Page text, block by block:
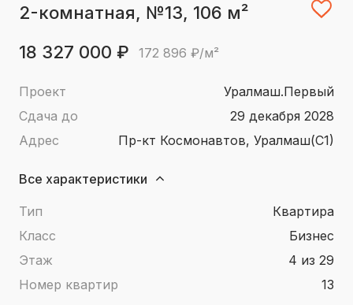
2-комнатная, №13, 106 м²
18 327 000 ₽
172 896 ₽/м²
Проект
Уралмаш.Первый
Сдача до
29 декабря 2028
Адрес
пр-кт Космонавтов, Уралмаш(С1)
Все характеристики
Тип
квартира
Класс
Бизнес
Этаж
4 из 29
Номер квартир
13